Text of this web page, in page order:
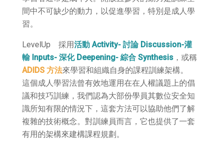
間中不可缺少的動力，以促進學習，特別是成人學
習。
LevelUp 採用活動 Activity- 討論 Discussion-灌
輸 Inputs- 深化 Deepening- 綜合 Synthesis，或稱
ADIDS 方法來學習和組織自身的課程訓練架構。
這個成人學習法曾有效地運用在在人權議題上的倡
議和技巧訓練，我們認為大部份學員其數位安全知
識所知有限的情況下，這套方法可以協助他們了解
複雜的技術概念。對訓練員而言，它也提供了一套
有用的架構來建構課程規劃。